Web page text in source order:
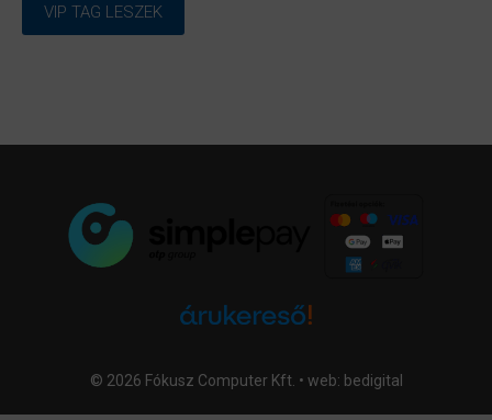
VIP TAG LESZEK
© 2026 Fókusz Computer Kft. • web: bedigital